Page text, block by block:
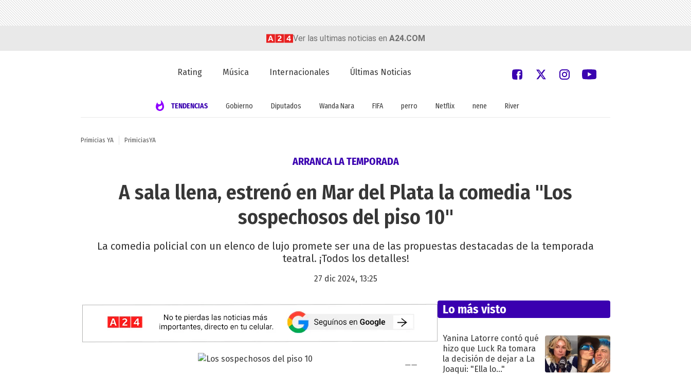
Ver las ultimas noticias en A24.COM
Rating Música Internacionales Últimas Noticias
TENDENCIAS Gobierno Diputados Wanda Nara FIFA perro Netflix nene River
Primicias YA PrimiciasYA
ARRANCA LA TEMPORADA
A sala llena, estrenó en Mar del Plata la comedia "Los
sospechosos del piso 10"
La comedia policial con un elenco de lujo promete ser una de las propuestas destacadas de la temporada
teatral. ¡Todos los detalles!
27 dic 2024, 13:25
Lo más visto
Yanina Latorre contó qué
hizo que Luck Ra tomara
la decisión de dejar a La
Joaqui: "Ella lo..."